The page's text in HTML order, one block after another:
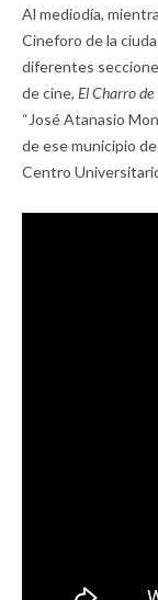
Al mediodía,
Cineforo de la
diferentes
de cine, El Charro
“José Atanasio
de ese municipio
Centro